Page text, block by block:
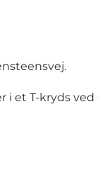
et T-kryds